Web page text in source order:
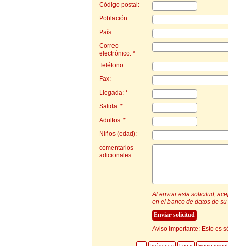
Código postal:
Población:
País
Correo
electrónico: *
Teléfono:
Fax:
Llegada: *
Salida: *
Adultos: *
Niños (edad):
comentarios
adicionales
Al enviar esta solicitud,
en el banco de datos de
Aviso importante: Esto es